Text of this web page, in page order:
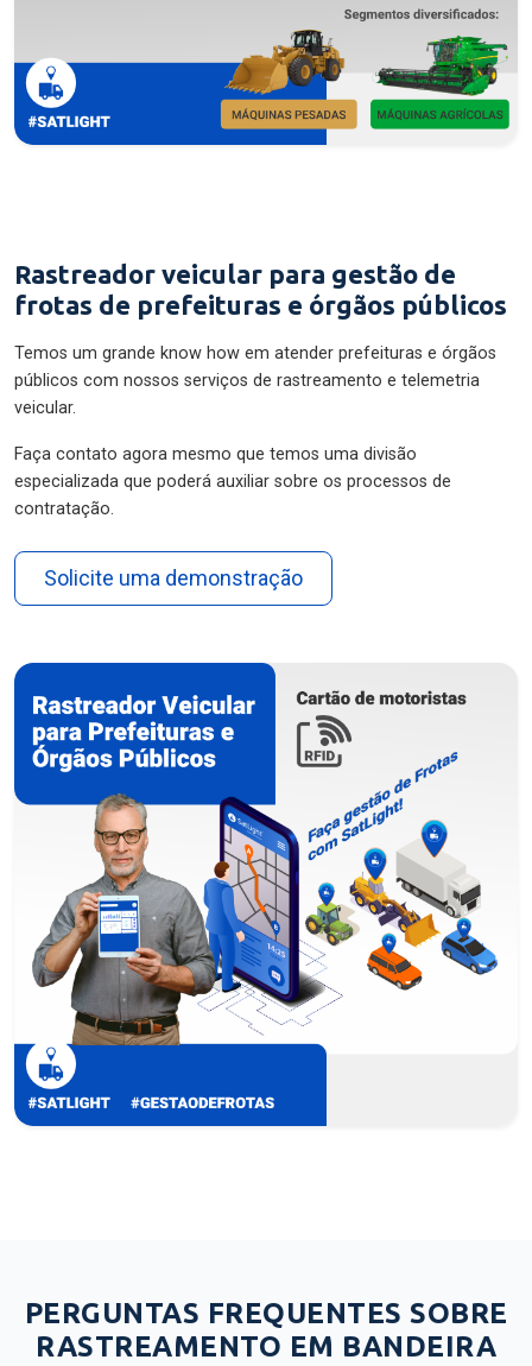
Rastreador veicular para gestão de
frotas de prefeituras e órgãos públicos
Temos um grande know how em atender prefeituras e órgãos
públicos com nossos serviços de rastreamento e telemetria
veicular.
Faça contato agora mesmo que temos uma divisão
especializada que poderá auxiliar sobre os processos de
contratação.
Solicite uma demonstração
PERGUNTAS FREQUENTES SOBRE
RASTREAMENTO EM BANDEIRA